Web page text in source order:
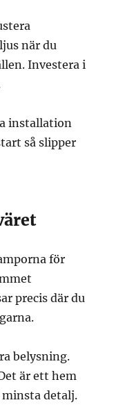
när du
Investera i
installation
så slipper
för
precis där du
belysning.
är ett hem
detalj.